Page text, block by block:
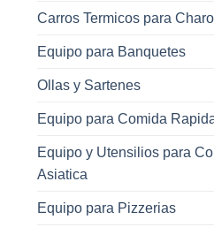
Carros Termicos para
Equipo para Banquetes
Ollas y Sartenes
Equipo para Comida
Equipo y Utensilios para
Asiatica
Equipo para Pizzerias